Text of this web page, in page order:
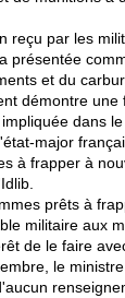
reçu par les
présentée
et du
démontre une
dans
major
à frapper à
prêts à
militaire aux
de le faire
le